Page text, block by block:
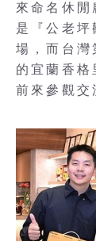
來命名休閒
是『公老坪
場，而台灣
的宜蘭香格
前來參觀交